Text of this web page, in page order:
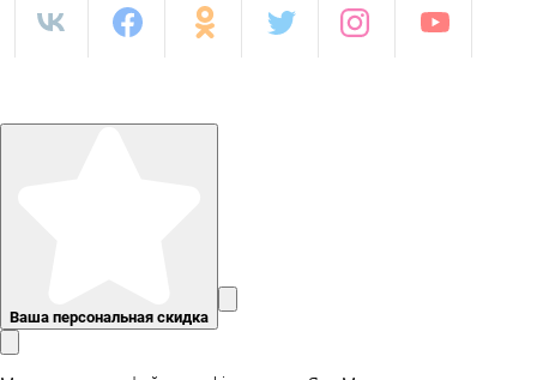
Ваша персональная скидка